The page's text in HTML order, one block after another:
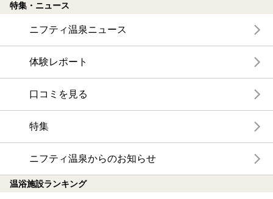
特集・ニュース
ニフティ温泉ニュース
体験レポート
口コミを見る
特集
ニフティ温泉からのお知らせ
温浴施設ランキング